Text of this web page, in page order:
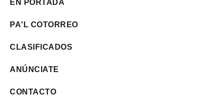
EN PORTADA
PA'L COTORREO
CLASIFICADOS
ANÚNCIATE
CONTACTO